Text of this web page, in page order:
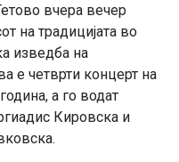
вчера вечер
на традицијата во
изведба на
е четврти концерт на
а го водат
Кировска и